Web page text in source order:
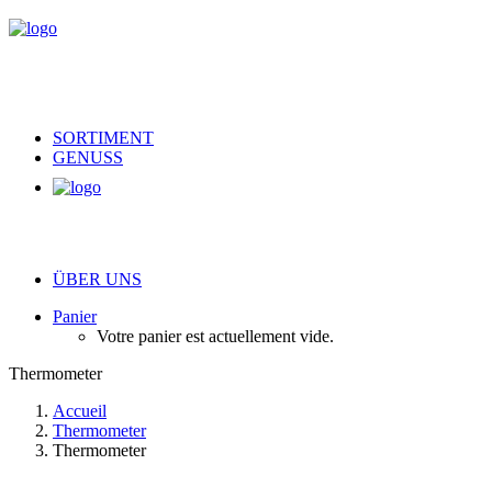
SORTIMENT
GENUSS
ÜBER UNS
Panier
Votre panier est actuellement vide.
Thermometer
Accueil
Thermometer
Thermometer